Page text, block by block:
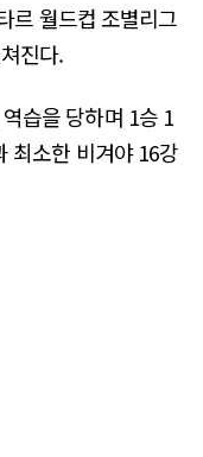
르 월드컵 조별리그
진다.
습을 당하며 1승 1
최소한 비겨야 16강